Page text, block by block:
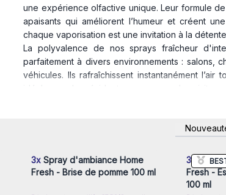
une expérience olfactive unique. Leur formule
apaisants qui améliorent l’humeur et créent
chaque vaporisation est une invitation à la
La polyvalence de nos sprays fraîcheur
parfaitement à divers environnements : salons,
véhicules. Ils rafraîchissent instantanément
idéale pour les résidents comme pour les visiteurs.
, nous ne sommes pas
revigorants. Faites la différence dans votre
Rejoignez-nous dès aujourd’hui et parfumez le
3x Spray d'ambiance Home
Fresh - Brise de pomme 100 ml
vous
3x Spray
Fresh -
100 ml